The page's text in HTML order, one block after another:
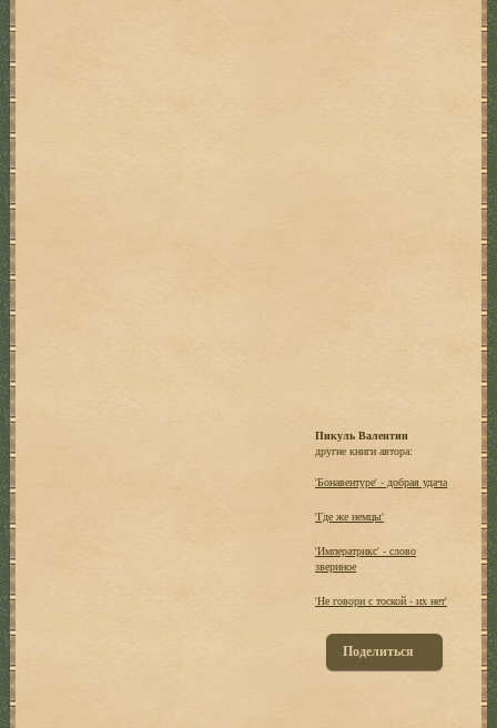
Пикуль Валентин
другие книги автора:
'Бонавентуре' - добрая удача
'Где же немцы'
'Императрикс' - слово
звериное
'Не говори с тоской - их нет'
Поделиться